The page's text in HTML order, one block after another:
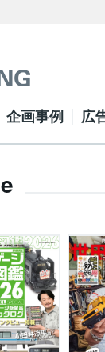
企画事例 広